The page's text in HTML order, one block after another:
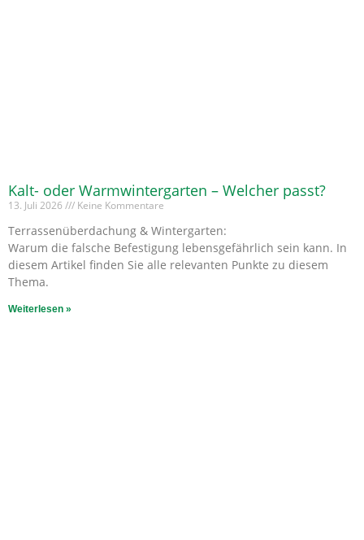
Kalt- oder Warmwintergarten – Welcher passt?
13. Juli 2026 Keine Kommentare
Terrassenüberdachung & Wintergarten:
Warum die falsche Befestigung lebensgefährlich sein kann. In
diesem Artikel finden Sie alle relevanten Punkte zu diesem
Thema.
Weiterlesen »